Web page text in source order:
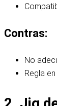
Contras:
No
Regla